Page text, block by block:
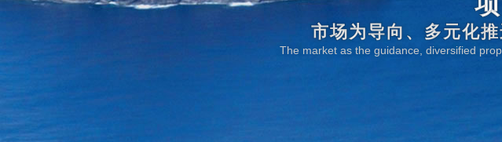
市场为导向、多元化
The market as the guidance, diversified